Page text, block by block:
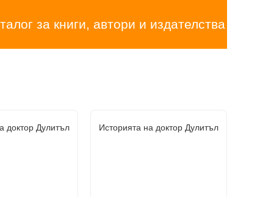
за книги, автори и издателства
доктор Дулитъл Историята на доктор Дулитъл